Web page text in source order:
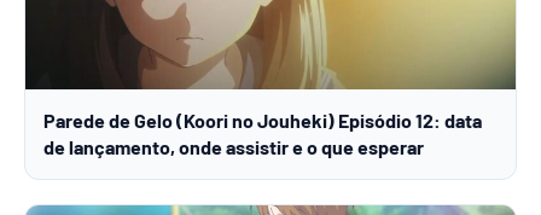
Parede de Gelo (Koori no Jouheki) Episódio 12: data
de lançamento, onde assistir e o que esperar